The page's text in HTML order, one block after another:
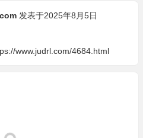
发表于2025年8月5日
www.judrl.com/4684.html